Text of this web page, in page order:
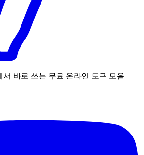
서 바로 쓰는 무료 온라인 도구 모음